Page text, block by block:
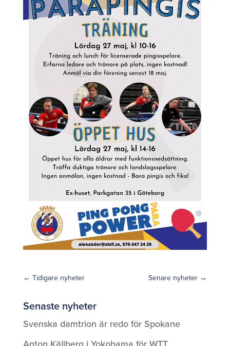
← Tidigare nyheter Senare nyheter →
Senaste nyheter
Svenska damtrion är redo för Spokane